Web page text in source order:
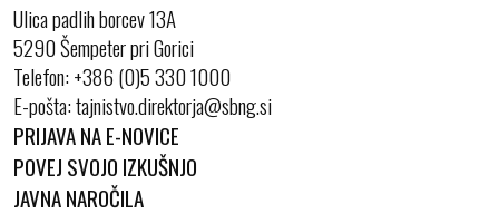
Ulica padlih borcev 13A
5290 Šempeter pri Gorici
Telefon:+386 (0)5 330 1000
E-pošta:
PRIJAVA NA E-NOVICE
POVEJ SVOJO IZKUŠNJO
JAVNA NAROČILA